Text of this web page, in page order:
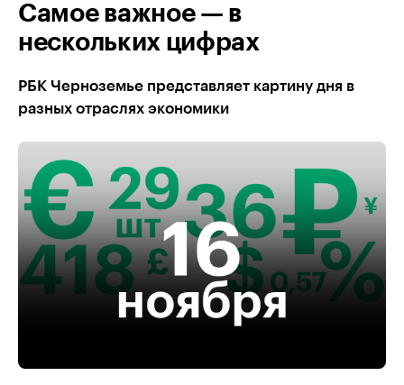
Самое важное — в
нескольких цифрах
РБК Черноземье представляет картину дня в
разных отраслях экономики